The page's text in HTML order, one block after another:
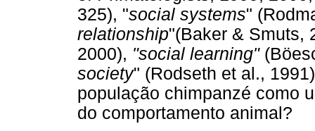
325), "social systems"
relationship"(Baker & Smuts,
2000), "social learning"
society" (Rodseth et al.,
população chimpanzé como
do comportamento animal?